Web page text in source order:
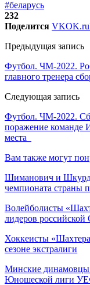
#беларусь
232
Поделится VKOK.ru
Предыдущая запись
Футбол. ЧМ-2022.
главного тренера
Следующая запись
Футбол. ЧМ-2022.
поражение команде
места
Вам также могут
Шиманович и
чемпионата страны
Волейболисты
лидеров российской
Хоккеисты
сезоне экстралиги
Минские динамовцы
Юношеской лиги